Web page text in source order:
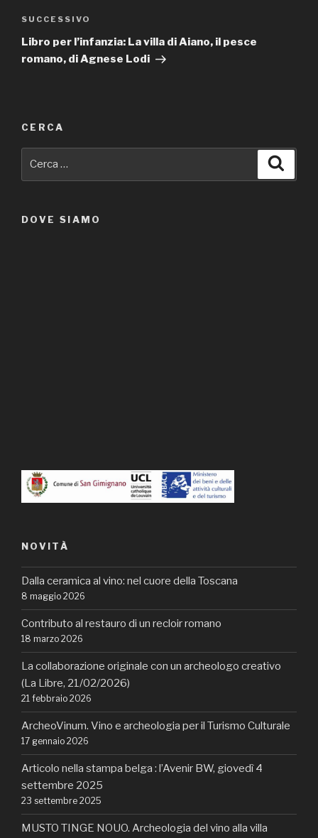
Articolo
successivo
SUCCESSIVO
Libro per l’infanzia: La villa di Aiano, il pesce
romano, di Agnese Lodi
CERCA
DOVE SIAMO
NOVITÀ
Dalla ceramica al vino: nel cuore della Toscana
8 maggio 2026
Contributo al restauro di un recloir romano
18 marzo 2026
La collaborazione originale con un archeologo creativo
(La Libre, 21/02/2026)
21 febbraio 2026
ArcheoVinum. Vino e archeologia per il Turismo Culturale
17 gennaio 2026
Articolo nella stampa belga : l’Avenir BW, giovedì 4
settembre 2025
23 settembre 2025
MUSTO TINGE NOUO. Archeologia del vino alla villa